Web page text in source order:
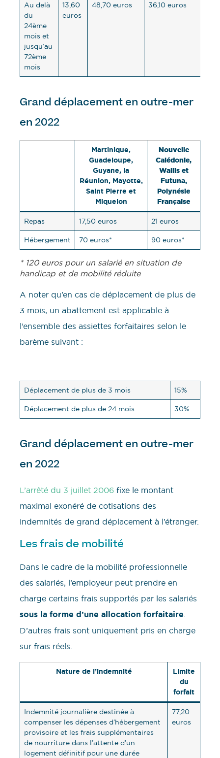
Au delà
du
24ème
mois et
jusqu’au
72ème
mois
13,60
euros
48,70 euros 36,10 euros
Grand déplacement en outre-mer
en 2022
Martinique,
Guadeloupe,
Guyane, la
Réunion, Mayotte,
Saint Pierre et
Miquelon
Nouvelle
Calédonie,
Wallis et
Futuna,
Polynésie
Française
Repas 17,50 euros 21 euros
Hébergement 70 euros* 90 euros*
* 120 euros pour un salarié en situation de
handicap et de mobilité réduite
A noter qu’en cas de déplacement de plus de
3 mois, un abattement est applicable à
l’ensemble des assiettes forfaitaires selon le
barème suivant :
Déplacement de plus de 3 mois 15%
Déplacement de plus de 24 mois 30%
Grand déplacement en outre-mer
en 2022
L’arrêté du 3 juillet 2006 fixe le montant
maximal exonéré de cotisations des
indemnités de grand déplacement à l’étranger.
Les frais de mobilité
Dans le cadre de la mobilité professionnelle
des salariés, l’employeur peut prendre en
charge certains frais supportés par les salariés
sous la forme d’une allocation forfaitaire.
D’autres frais sont uniquement pris en charge
sur frais réels.
Nature de l’indemnité
Limite
du
forfait
Indemnité journalière destinée à
compenser les dépenses d’hébergement
provisoire et les frais supplémentaires
de nourriture dans l’attente d’un
logement définitif pour une durée
77,20
euros